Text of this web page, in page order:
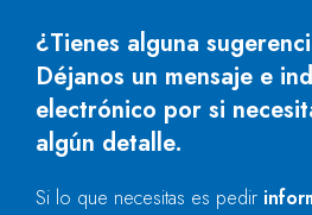
¿Tienes alguna
Déjanos un mensaje e
electrónico por si
algún detalle.
Si lo que necesitas es pedir